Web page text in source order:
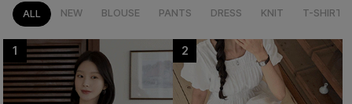
ALL NEW BLOUSE PANTS DRESS KNIT T-SHIRT